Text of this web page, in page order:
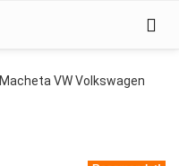
Macheta VW Volkswagen